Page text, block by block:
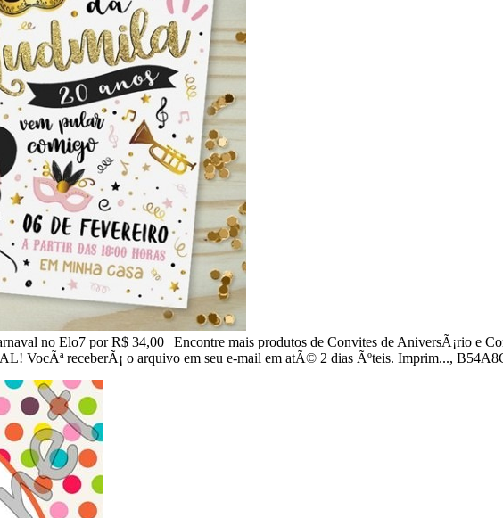
no Elo7 por R$ 34,00 | Encontre mais produtos de Convites de AniversÃ¡rio e
VocÃª receberÃ¡ o arquivo em seu e-mail em atÃ© 2 dias Ãºteis. Imprim...,